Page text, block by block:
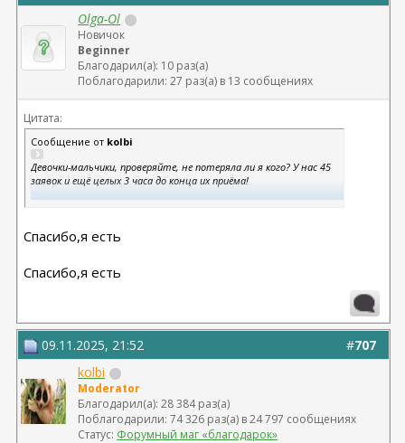
Olga-Ol
Новичок
Beginner
Благодарил(а): 10 раз(а)
Поблагодарили: 27 раз(а) в 13 сообщениях
Цитата:
Сообщение от kolbi
Девочки-мальчики, проверяйте, не потеряла ли я кого? У нас 45
заявок и ещё целых 3 часа до конца их приёма!
4. @
Furi
Зорина
6. @
lensya
Спасибо,я есть
Спасибо,я есть
#707
09.11.2025, 21:52
kolbi
Moderator
Благодарил(а): 28 384 раз(а)
Поблагодарили: 74 326 раз(а) в 24 797 сообщениях
Статус: Форумный маг «благодарок»